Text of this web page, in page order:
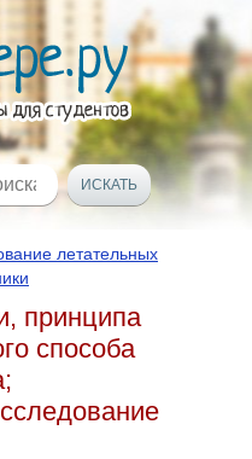
летательных
принципа
способа